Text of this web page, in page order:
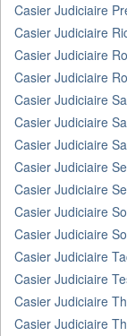
Casier Judiciaire
Casier Judiciaire
Casier Judiciaire
Casier Judiciaire
Casier Judiciaire
Casier Judiciaire
Casier Judiciaire
Casier Judiciaire
Casier Judiciaire
Casier Judiciaire
Casier Judiciaire
Casier Judiciaire
Casier Judiciaire
Casier Judiciaire
Casier Judiciaire